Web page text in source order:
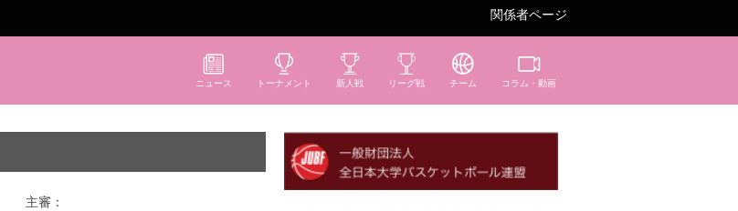
関係者ページ
ニュース トーナメント 新人戦 リーグ戦 チーム コラム・動画
主審：